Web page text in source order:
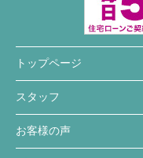
トップページ
スタッフ
お客様の声